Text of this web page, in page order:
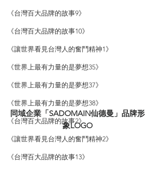
《台灣百大品牌的故事9》
《台灣百大品牌的故事10》
《讓世界看見台灣人的奮鬥精神1》
《世界上最有力量的是夢想35》
《世界上最有力量的是夢想37》
《世界上最有力量的是夢想38》
《台灣百大品牌的故事2》
《讓世界看見台灣人的奮鬥精神2》
《台灣百大品牌的故事13》
同域企業「SADOMAIN仙德曼」品牌形
象LOGO